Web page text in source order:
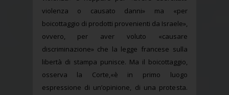
violenza o causato danni» ma «per
boicottaggio di prodotti provenienti da Israele»,
ovvero, per aver voluto «causare
discriminazione» che la legge francese sulla
libertà di stampa punisce. Ma il boicottaggio,
osserva la Corte,«è in primo luogo
espressione di un’opinione, di una protesta.